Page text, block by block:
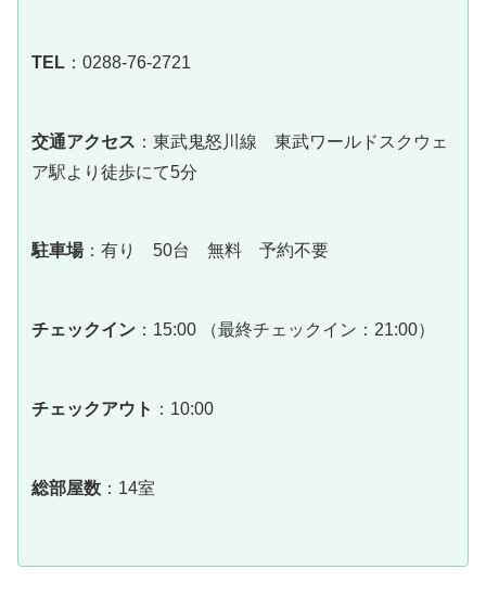
TEL ：0288-76-2721
交通アクセス ：東武鬼怒川線 東武ワールドスクウェ
ア駅より徒歩にて5分
駐車場：有り 50台 無料 予約不要
チェックイン ：15:00 （最終チェックイン：21:00）
チェックアウト ：10:00
総部屋数 ：14室